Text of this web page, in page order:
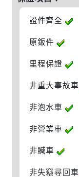
證件齊全
原鈑件
里程保證
非重大事故車
非泡水車
非營業車
非贓車
非失竊尋回車